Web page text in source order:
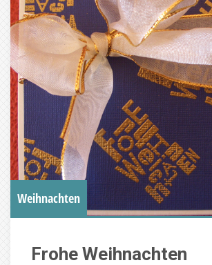
Weihnachten
Frohe Weihnachten